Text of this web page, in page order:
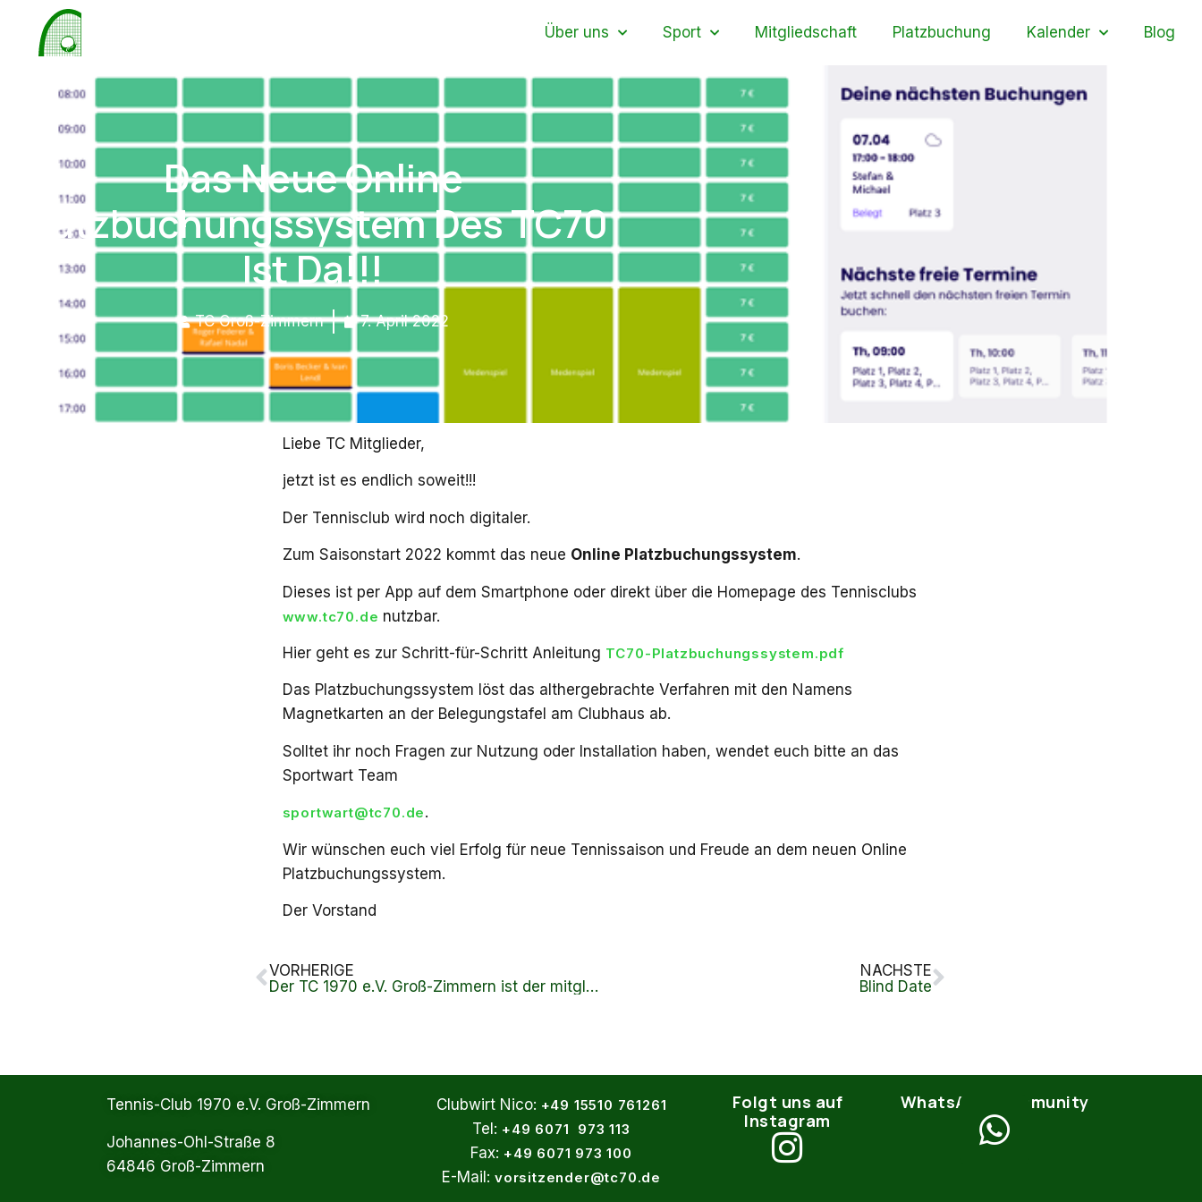
Über uns Sport Mitgliedschaft Platzbuchung Kalender Blog
Das Neue Online
Platzbuchungssystem Des TC70
Ist Da!!!
TC Groß-Zimmern 7. April 2022
Liebe TC Mitglieder,
jetzt ist es endlich soweit!!!
Der Tennisclub wird noch digitaler.
Zum Saisonstart 2022 kommt das neue Online Platzbuchungssystem.
Dieses ist per App auf dem Smartphone oder direkt über die Homepage des Tennisclubs
www.tc70.de nutzbar.
Hier geht es zur Schritt-für-Schritt Anleitung TC70-Platzbuchungssystem.pdf
Das Platzbuchungssystem löst das althergebrachte Verfahren mit den Namens
Magnetkarten an der Belegungstafel am Clubhaus ab.
Solltet ihr noch Fragen zur Nutzung oder Installation haben, wendet euch bitte an das
Sportwart Team
sportwart@tc70.de.
Wir wünschen euch viel Erfolg für neue Tennissaison und Freude an dem neuen Online
Platzbuchungssystem.
Der Vorstand
VORHERIGE
Der TC 1970 e.V. Groß-Zimmern ist der mitgliederstärkste Verein im Tenniskreis 12
NÄCHSTE
Blind Date
Tennis-Club 1970 e.V. Groß-Zimmern
Johannes-Ohl-Straße 8
64846 Groß-Zimmern
Clubwirt Nico: +49 15510 761261
Tel: +49 6071 973 113
Fax: +49 6071 973 100
E-Mail: vorsitzender@tc70.de
Folgt uns auf
Instagram
WhatsApp Community